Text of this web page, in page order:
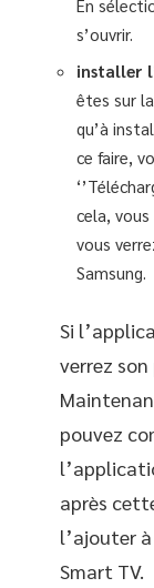
En
s’ouvrir.
installer
êtes sur
qu’à
ce faire,
cela, vous
vous
Samsung.
Si
verrez son
pouvez
après
l’ajouter
Smart TV.